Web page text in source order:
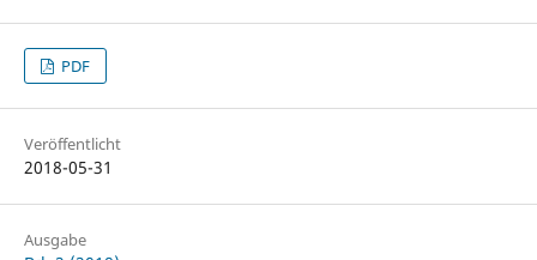
PDF
Veröffentlicht
2018-05-31
Ausgabe